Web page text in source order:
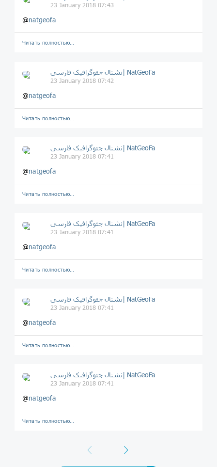
23 January 2018 07:43
@natgeofa
Читать полностью…
نشنال جئوگرافیک فارسی| NatGeoFa
23 January 2018 07:42
@natgeofa
Читать полностью…
نشنال جئوگرافیک فارسی| NatGeoFa
23 January 2018 07:41
@natgeofa
Читать полностью…
نشنال جئوگرافیک فارسی| NatGeoFa
23 January 2018 07:41
@natgeofa
Читать полностью…
نشنال جئوگرافیک فارسی| NatGeoFa
23 January 2018 07:41
@natgeofa
Читать полностью…
نشنال جئوگرافیک فارسی| NatGeoFa
23 January 2018 07:41
@natgeofa
Читать полностью…
PreviousNext